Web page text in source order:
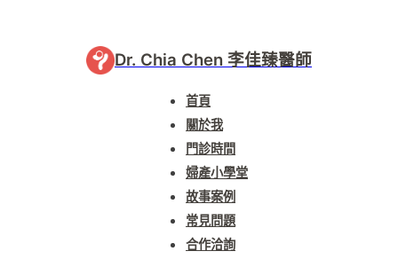
Dr. Chia Chen 李佳臻醫師
首頁
關於我
門診時間
婦產小學堂
故事案例
常見問題
合作洽詢